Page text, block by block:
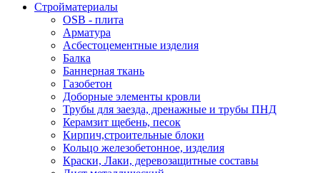
Стройматериалы
OSB - плита
Арматура
Асбестоцементные изделия
Балка
Баннерная ткань
Газобетон
Доборные элементы кровли
Трубы для заезда, дренажные и трубы ПНД
Керамзит щебень, песок
Кирпич,строительные блоки
Кольцо железобетонное, изделия
Краски, Лаки, деревозащитные составы